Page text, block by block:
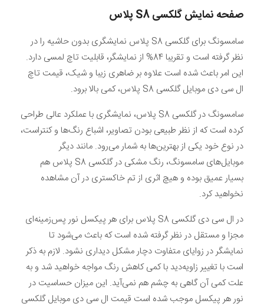
صفحه نمایشگلکسیS8 پلاس
سامسونگ برای گلکسی S8 پلاس نمایشگری بدون حاشیه را در
نظر گرفته است و تقریبا 84% از نمایشگر، قابلیت تاچ لمسی دارد.
این امر باعث شده است علاوه بر ضاهری زیبا و شیک، قیمت تاچ
ال سی دی موبایل گلکسی S8 پلاس، کمی بالا برود.
سامسونگ در گلکسی S8 پلاس، نمایشگری با عملکرد عالی طراحی
کرده است که از نظر طبیعی بودن تصاویر، اشباع رنگ‌ها و کنتراست،
در نوع خود یکی از بهترین‌ها به شمار می‌رود. مانند دیگر
موبایل‌های سامسونگ، رنگ مشکی در گلکسی S8 پلاس هم
بسیار عمیق بوده و هیچ اثری از تم خاکستری در آن مشاهده
نخواهید کرد.
در ال سی دی گلکسی S8 پلاس برای هر پیکسل نور پس‌زمینه‌ای
مجزا و مستقل در نظر گرفته شده است که باعث می‌شود تا
نمایشگر در زوایای متفاوت دچار مشکل دیداری نشود. لازم به ذکر
است با تغییر زاویه‌دید با کمی کاهش رنگ مواجه خواهید شد و به
علت کمی آن گاهی به چشم هم نمی‌آید. این میزان حساسیت در
نور هر پیکسل موجب شده است قیمت ال سی دی موبایل گلکسی